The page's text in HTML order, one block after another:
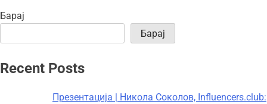
Барај
Барај
Recent Posts
Презентација | Никола Соколов, Influencers.club: